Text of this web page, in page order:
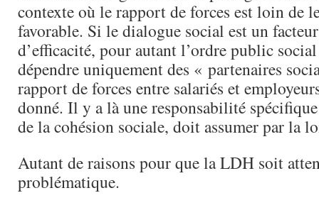
contexte où le rapport de forces est loin de
favorable. Si le dialogue social est un
d’efficacité, pour autant l’ordre public
dépendre uniquement des « partenaires
rapport de forces entre salariés et
donné. Il y a là une responsabilité
de la cohésion sociale, doit assumer par la
Autant de raisons pour que la LDH soit
problématique.